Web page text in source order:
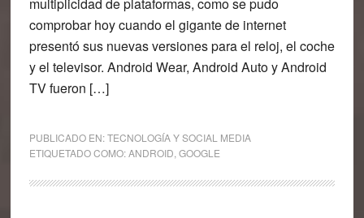
comprobar hoy cuando el gigante de internet
presentó sus nuevas versiones para el reloj, el coche
y el televisor. Android Wear, Android Auto y Android
TV fueron […]
PUBLICADO EN:TECNOLOGÍA Y SOCIAL MEDIA
ETIQUETADO COMO:ANDROID GOOGLE